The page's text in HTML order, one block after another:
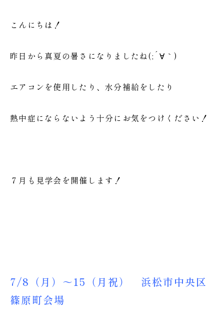
こんにちは！
昨日から真夏の暑さになりましたね(;´∀｀)
エアコンを使用したり、水分補給をしたり
熱中症にならないよう十分にお気をつけください！
７月も見学会を開催します！
7/8（月）～15（月祝） 浜松市中央区
篠原町会場